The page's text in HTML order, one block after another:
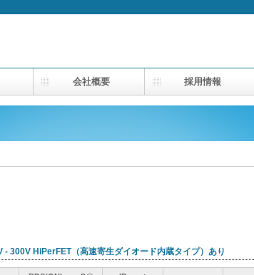
- 300V HiPerFET（高速寄生ダイオード内蔵タイプ）あり
会社概要 採用情報